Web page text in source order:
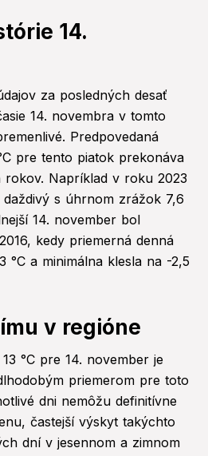
14.
za posledných desať
14. novembra v tomto
Predpovedaná
pre tento piatok prekonáva
Napríklad v roku 2023
s úhrnom zrážok 7,6
14. november bol
kedy priemerná denná
°C a minimálna klesla na -2,5
v regióne
°C pre 14. november je
priemerom pre toto
dni nemôžu definitívne
častejší výskyt takýchto
dní v jesennom a zimnom